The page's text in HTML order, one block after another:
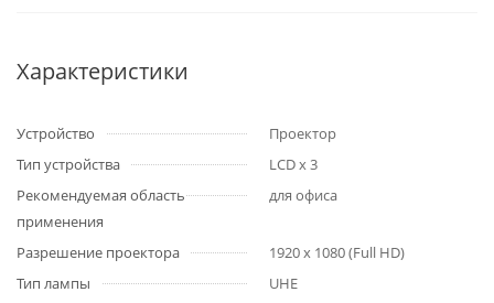
Характеристики
Устройство
Проектор
Тип устройства
LCD x 3
Рекомендуемая область
применения
для офиса
Разрешение проектора
1920 x 1080 (Full HD)
Тип лампы
UHE